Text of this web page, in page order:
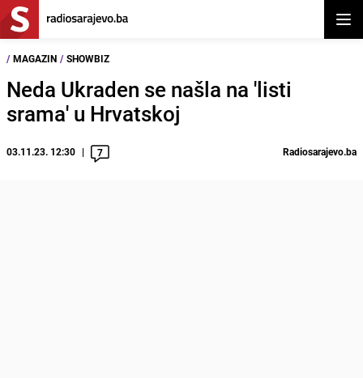
/ MAGAZIN / SHOWBIZ
Neda Ukraden se našla na 'listi
srama' u Hrvatskoj
03.11.23. 12:30 7 Radiosarajevo.ba